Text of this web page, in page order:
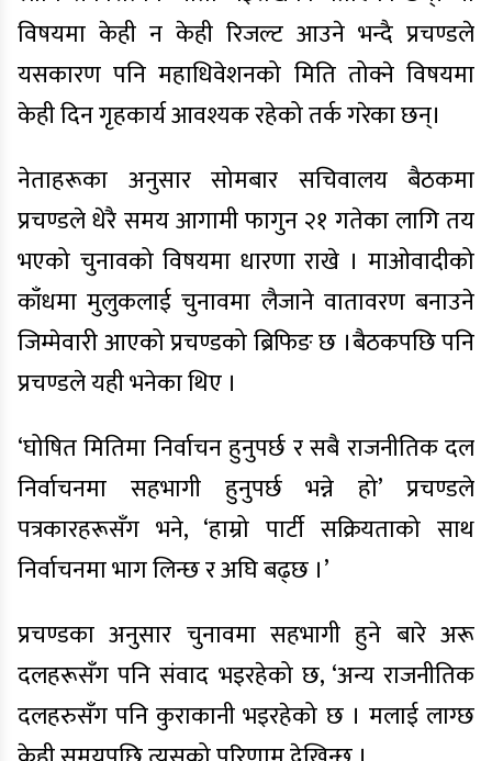
विषयमा केही न केही रिजल्ट आउने भन्दै प्रचण्डले
यसकारण पनि महाधिवेशनको मिति तोक्ने विषयमा
केही दिन गृहकार्य आवश्यक रहेको तर्क गरेका छन्।
नेताहरूका अनुसार सोमबार सचिवालय बैठकमा
प्रचण्डले धेरै समय आगामी फागुन २१ गतेका लागि तय
भएको चुनावको विषयमा धारणा राखे । माओवादीको
काँधमा मुलुकलाई चुनावमा लैजाने वातावरण बनाउने
जिम्मेवारी आएको प्रचण्डको ब्रिफिङ छ ।बैठकपछि पनि
प्रचण्डले यही भनेका थिए ।
‘घोषित मितिमा निर्वाचन हुनुपर्छ र सबै राजनीतिक दल
निर्वाचनमा सहभागी हुनुपर्छ भन्ने हो’ प्रचण्डले
पत्रकारहरूसँग भने, ‘हाम्रो पार्टी सक्रियताको साथ
निर्वाचनमा भाग लिन्छ र अघि बढ्छ ।’
प्रचण्डका अनुसार चुनावमा सहभागी हुने बारे अरू
दलहरूसँग पनि संवाद भइरहेको छ, ‘अन्य राजनीतिक
दलहरुसँग पनि कुराकानी भइरहेको छ । मलाई लाग्छ